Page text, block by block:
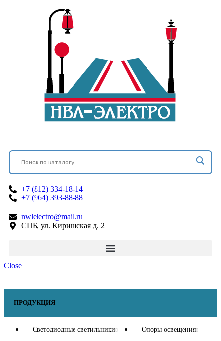
+7 (812) 334-18-14
+7 (964) 393-88-88
nwlelectro@mail.ru
СПБ, ул. Киришская д. 2
Close
ПРОДУКЦИЯ
Светодиодные светильники Опоры освещения